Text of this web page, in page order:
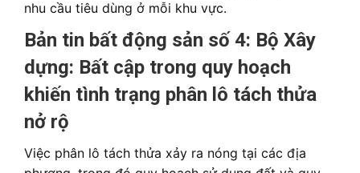
nhu cầu tiêu dùng ở mỗi khu vực.
Bản tin bất động sản số 4: Bộ Xây
dựng: Bất cập trong quy hoạch
khiến tình trạng phân lô tách thửa
nở rộ
Việc phân lô tách thửa xảy ra nóng tại các địa